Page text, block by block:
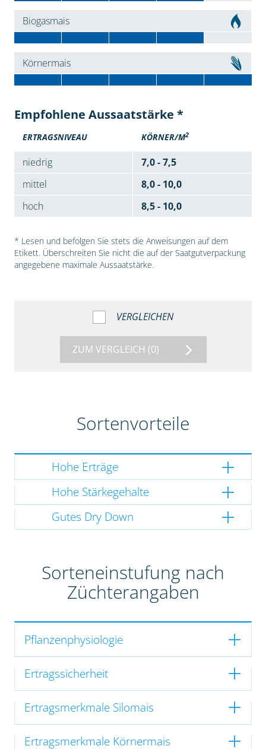
Biogasmais
Körnermais
Empfohlene Aussaatstärke *
ERTRAGSNIVEAU KÖRNER/M2
niedrig
7,0 - 7,5
mittel
8,0 - 10,0
hoch
8,5 - 10,0
* Lesen und befolgen Sie stets die Anweisungen auf dem
Etikett. Überschreiten Sie nicht die auf der Saatgutverpackung
angegebene maximale Aussaatstärke.
VERGLEICHEN
ZUM VERGLEICH (0)
Sortenvorteile
Hohe Erträge
Hohe Stärkegehalte
Gutes Dry Down
Sorteneinstufung nach
Züchterangaben
Pflanzenphysiologie
Ertragssicherheit
Ertragsmerkmale Silomais
Ertragsmerkmale Körnermais